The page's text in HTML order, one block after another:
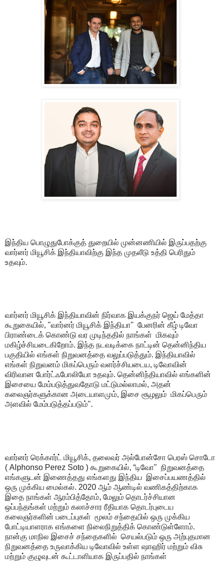
இந்திய பொழுதுபோக்குத் துறையில் முன்னணியில் இருப்பதற்கு
வார்னர் மியூசிக் இந்தியாவிற்கு இந்த முதலீடு உத்தி பெரிதும்
உதவும்.
வார்னர் மியூசிக் இந்தியாவின் நிர்வாக இயக்குநர் ஜெய் மேத்தா
கூறுகையில், "வார்னர் மியூசிக் இந்தியா" பேனரின் கீழ் டிவோ
பிராண்டைக் கொண்டு வர முடிந்ததில் நாங்கள் மிகவும்
மகிழ்ச்சியடைகிறோம். இந்த நடவடிக்கை நாட்டின் தென்னிந்திய
பகுதியில் எங்கள் நிறுவனத்தை வலுப்படுத்தும். இந்தியாவில்
எங்கள் நிறுவனம் மிகப்பெரும் வளர்ச்சியடைய, டிவோவின்
விரிவான போர்ட்ஃபோலியோ உதவும். தென்னிந்தியாவில் எங்களின்
இசையை மேம்படுத்துவதோடு மட்டுமல்லாமல், அதன்
கலைஞர்களுக்கான அடையாளமும், இசை சூழலும் மிகப்பெரும்
அளவில் மேம்படுத்தப்படும்".
வார்னர் ரெக்கார்ட் மியூசிக், தலைவர் அல்போன்சோ பெரஸ் சொடோ
( Alphonso Perez Soto ) கூறுகையில், “டிவோ" நிறுவனத்தை
எங்களுடன் இணைத்தது எங்களது இந்திய இசைப்பயணத்தில்
ஒரு முக்கிய மைல்கல். 2020 ஆம் ஆண்டில் வணிகத்திற்காக
இதை நாங்கள் ஆரம்பித்தோம், மேலும் தொடர்ச்சியான
ஒப்பந்தங்கள் மற்றும் கலாச்சார ரீதியாக தொடர்புடைய
கலைஞர்களின் படைப்புகள் மூலம் சந்தையில் ஒரு முக்கிய
போட்டியாளராக எங்களை நிலைநிறுத்திக் கொண்டுள்ளோம்.
நான்கு மாநில இசைச் சந்தைகளில் செயல்படும் ஒரு அற்புதமான
நிறுவனத்தை உருவாக்கிய டிவோவில் உள்ள ஷாஹிர் மற்றும் விசு
மற்றும் குழுவுடன் கூட்டாளியாக இருப்பதில் நாங்கள்